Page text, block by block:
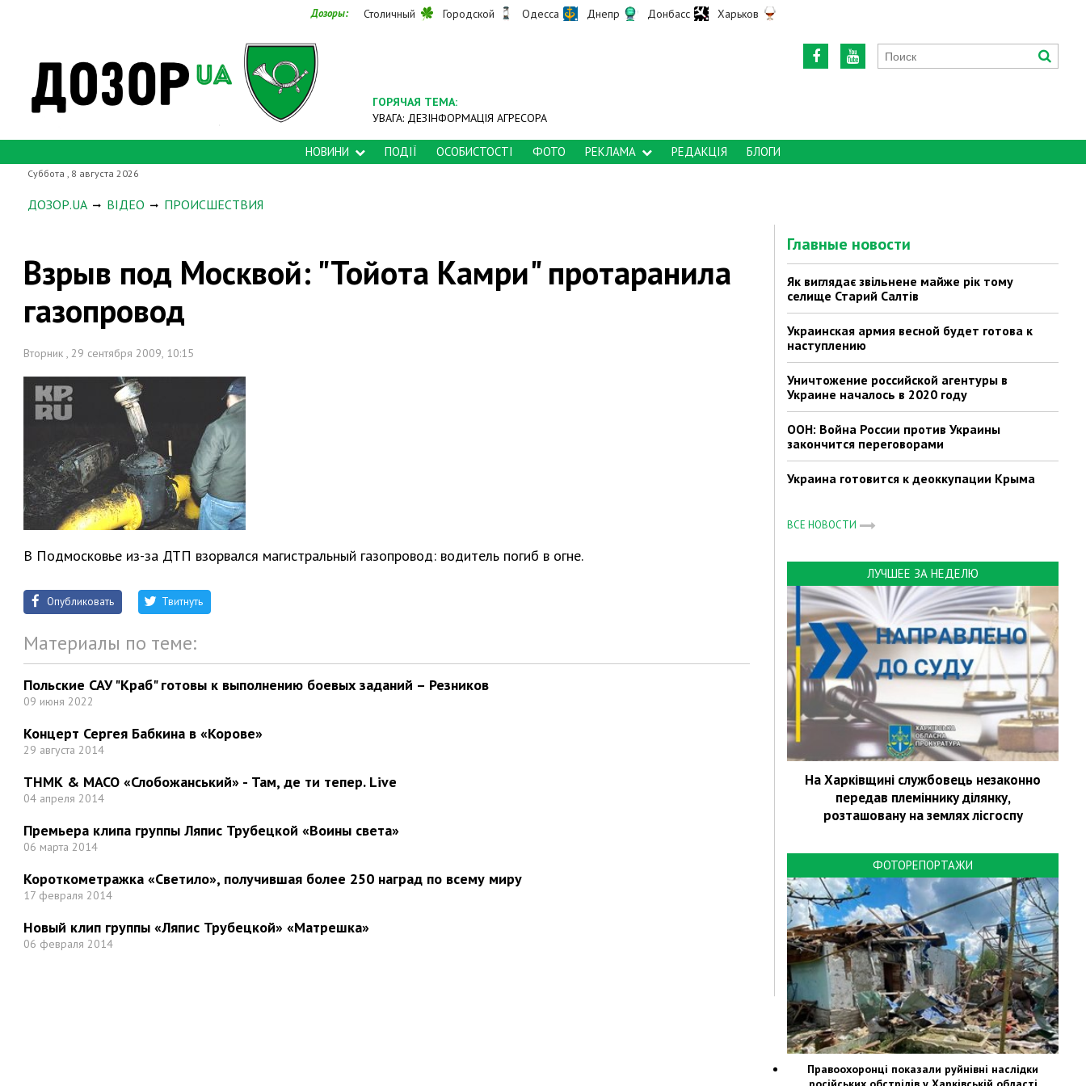
Дозоры: Столичный Городской Одесса Днепр Донбасс Харьков
ГОРЯЧАЯ ТЕМА:
УВАГА: ДЕЗІНФОРМАЦІЯ АГРЕСОРА
НОВИНИ ПОДІЇ ОСОБИСТОСТІ ФОТО РЕКЛАМА РЕДАКЦІЯ БЛОГИ
Суббота , 8 августа 2026
ДОЗОР.UA ВІДЕО ПРОИСШЕСТВИЯ
Взрыв под Москвой: "Тойота Камри" протаранила
газопровод
Вторник , 29 сентября 2009, 10:15
В Подмосковье из-за ДТП взорвался магистральный газопровод: водитель погиб в огне.
Опубликовать Твитнуть
Материалы по теме:
Польские САУ "Краб" готовы к выполнению боевых заданий – Резников
09 июня 2022
Концерт Сергея Бабкина в «Корове»
29 августа 2014
ТНМК & МАСО «Слобожанський» - Там, де ти тепер. Live
04 апреля 2014
Премьера клипа группы Ляпис Трубецкой «Воины света»
06 марта 2014
Короткометражка «Светило», получившая более 250 наград по всему миру
17 февраля 2014
Новый клип группы «Ляпис Трубецкой» «Матрешка»
06 февраля 2014
Главные новости
Як виглядає звільнене майже рік тому
селище Старий Салтів
Украинская армия весной будет готова к
наступлению
Уничтожение российской агентуры в
Украине началось в 2020 году
ООН: Война России против Украины
закончится переговорами
Украина готовится к деоккупации Крыма
ВСЕ НОВОСТИ
ЛУЧШЕЕ ЗА НЕДЕЛЮ
На Харківщині службовець незаконно
передав племіннику ділянку,
розташовану на землях лісгоспу
ФОТОРЕПОРТАЖИ
Правоохоронці показали руйнівні наслідки